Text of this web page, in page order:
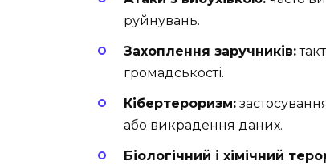
руйнувань.
Захоплення заручників:
громадськості.
Кібертероризм:
або викрадення даних.
Біологічний і хімічний